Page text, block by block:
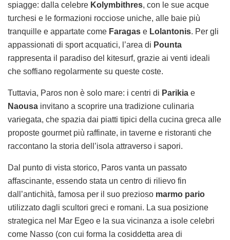
spiagge: dalla celebre Kolymbithres, con le sue acque
turchesi e le formazioni rocciose uniche, alle baie più
tranquille e appartate come Faragas e Lolantonis. Per gli
appassionati di sport acquatici, l’area di Pounta
rappresenta il paradiso del kitesurf, grazie ai venti ideali
che soffiano regolarmente su queste coste.
Tuttavia, Paros non è solo mare: i centri di Parikia e
Naousa invitano a scoprire una tradizione culinaria
variegata, che spazia dai piatti tipici della cucina greca alle
proposte gourmet più raffinate, in taverne e ristoranti che
raccontano la storia dell’isola attraverso i sapori.
Dal punto di vista storico, Paros vanta un passato
affascinante, essendo stata un centro di rilievo fin
dall’antichità, famosa per il suo prezioso marmo pario
utilizzato dagli scultori greci e romani. La sua posizione
strategica nel Mar Egeo e la sua vicinanza a isole celebri
come Nasso (con cui forma la cosiddetta area di